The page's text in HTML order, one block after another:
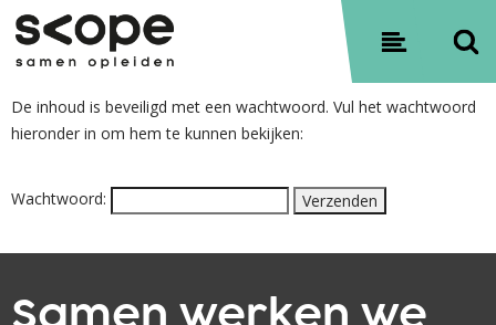
De inhoud is beveiligd met een wachtwoord. Vul het wachtwoord
hieronder in om hem te kunnen bekijken:
Wachtwoord:
Samen werken we
Sitemap